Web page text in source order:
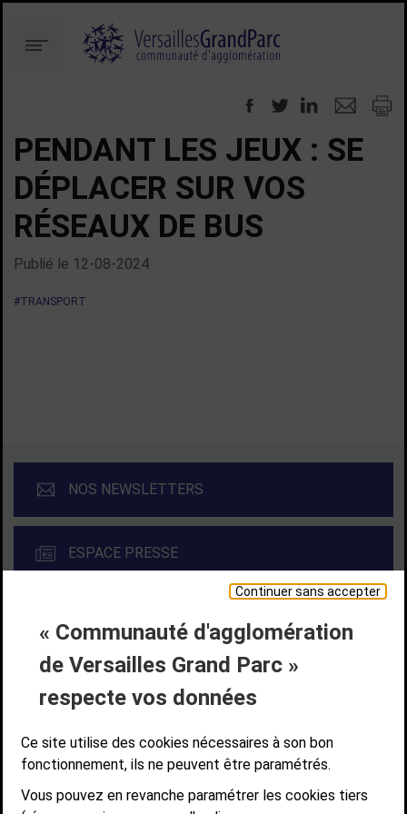
Continuer sans accepter
« Communauté d'agglomération
de Versailles Grand Parc »
respecte vos données
Ce site utilise des cookies nécessaires à son bon
fonctionnement, ils ne peuvent être paramétrés.
Vous pouvez en revanche paramétrer les cookies tiers
au
contenu
à
Menu
PENDANT LES JEUX : SE
DÉPLACER SUR VOS
RÉSEAUX DE BUS
Publié le 12-08-2024
#TRANSPORT
NOS NEWSLETTERS
ESPACE PRESSE
Liens bas de page
CONTACT MENTIONS LÉGALES
PLAN DE SITE
ACCESSIBILITÉ NUMÉRIQUE
GESTION DES COOKIES
Suivez-nous
SUIVEZ-NOUS SUR